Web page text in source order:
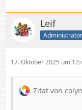
Leif
Administrator
17. Oktober 2025 um
Zitat von